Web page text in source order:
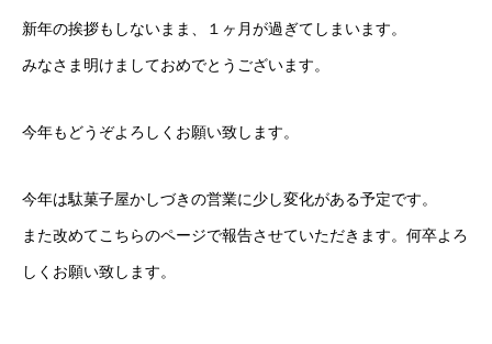
新年の挨拶もしないまま、１ヶ月が過ぎてしまいます。
みなさま明けましておめでとうございます。
今年もどうぞよろしくお願い致します。
今年は駄菓子屋かしづきの営業に少し変化がある予定です。
また改めてこちらのページで報告させていただきます。何卒よろ
しくお願い致します。